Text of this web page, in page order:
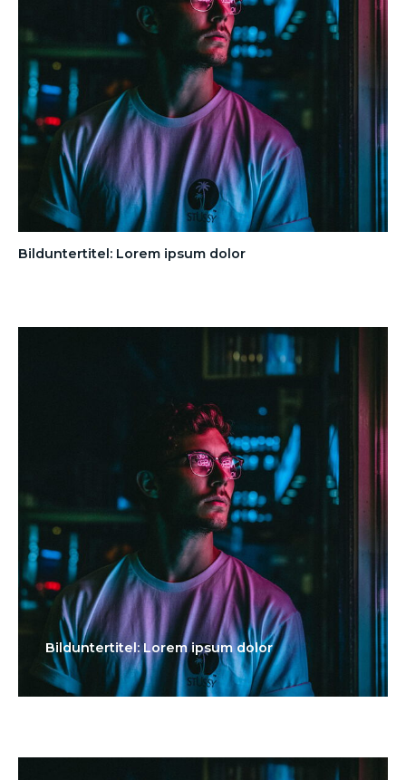
Bilduntertitel: Lorem ipsum dolor
Bilduntertitel: Lorem ipsum dolor